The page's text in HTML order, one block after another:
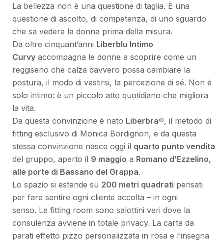
La bellezza non è una questione di taglia. È una
questione di ascolto, di competenza, di uno sguardo
che sa vedere la donna prima della misura.
Da oltre cinquant’anni Liberblu Intimo
Curvy accompagna le donne a scoprire come un
reggiseno che calza davvero possa cambiare la
postura, il modo di vestirsi, la percezione di sé. Non è
solo intimo: è un piccolo atto quotidiano che migliora
la vita.
Da questa convinzione è nato Liberbra®, il metodo di
fitting esclusivo di Monica Bordignon, e da questa
stessa convinzione nasce oggi il quarto punto vendita
del gruppo, aperto il 9 maggio a Romano d’Ezzelino,
alle porte di Bassano del Grappa.
Lo spazio si estende su 200 metri quadrati pensati
per fare sentire ogni cliente accolta – in ogni
senso. Le fitting room sono salottini veri dove la
consulenza avviene in totale privacy. La carta da
parati effetto pizzo personalizzata in rosa e l’insegna